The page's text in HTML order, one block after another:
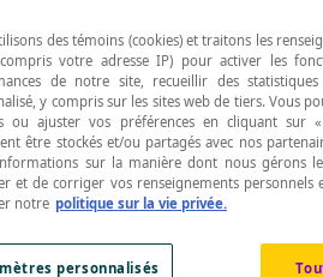
des témoins (cookies) et traitons les
votre adresse IP) pour activer les
de notre site, recueillir des
y compris sur les sites web de tiers. Vous
ou ajuster vos préférences en cliquant sur
être stockés et/ou partagés avec nos
sur la manière dont nous gérons
et de corriger vos renseignements
notre politique sur la vie privée.
personnalisés